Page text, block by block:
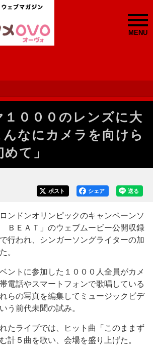
MENU
１０００のレンズに大
なにカメラを向けら
て」
送る
シェア
ポスト
ドンオリンピックのキャンペーンソ
ＢＥＡＴ」のウェブムービー公開収録
行われ、シンガーソングライターの加
。
ントに参加した１０００人全員がカメ
電話やスマートフォンで歌唱している
らの写真を編集してミュージックビデ
う前代未聞の試み。
たライブでは、ヒット曲「このままず
計５曲を歌い、会場を盛り上げた。